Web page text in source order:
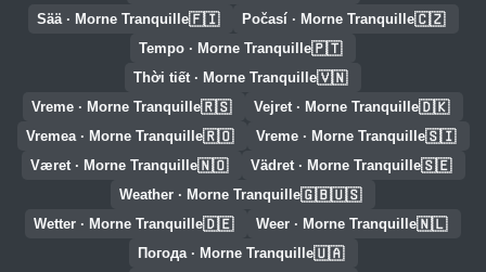
🇨🇿
Počasí · Morne Tranquille
🇫🇮
Sää · Morne Tranquille
🇵🇹
Tempo · Morne Tranquille
🇻🇳
Thời tiết · Morne Tranquille
🇩🇰
Vejret · Morne Tranquille
🇷🇸
Vreme · Morne Tranquille
🇸🇮
Vreme · Morne Tranquille
🇷🇴
Vremea · Morne Tranquille
🇸🇪
Vädret · Morne Tranquille
🇳🇴
Været · Morne Tranquille
🇬🇧🇺🇸
Weather · Morne Tranquille
🇳🇱
Weer · Morne Tranquille
🇩🇪
Wetter · Morne Tranquille
🇺🇦
Погода · Morne Tranquille